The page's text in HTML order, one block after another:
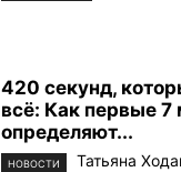
420 секунд,
всё: Как первые 7
определяют...
НОВОСТИ Татьяна